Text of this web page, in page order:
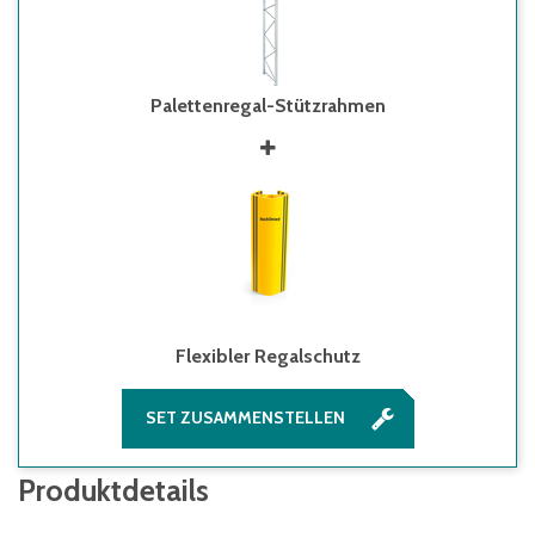
Palettenregal-Stützrahmen
Flexibler Regalschutz
SET ZUSAMMENSTELLEN
Produktdetails